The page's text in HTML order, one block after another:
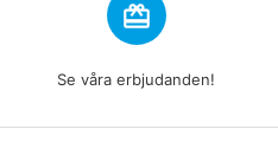
redeem
Se våra erbjudanden!